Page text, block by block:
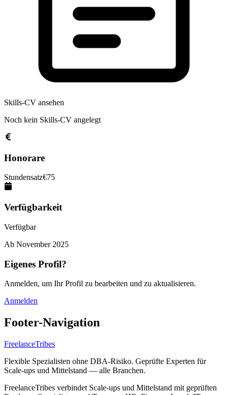
Skills-CV ansehen
Noch kein Skills-CV angelegt
Honorare
Stundensatz€75
Verfügbarkeit
Verfügbar
Ab November 2025
Eigenes Profil?
Anmelden, um Ihr Profil zu bearbeiten und zu aktualisieren.
Anmelden
Footer-Navigation
FreelanceTribes
Flexible Spezialisten ohne DBA-Risiko. Geprüfte Experten für
Scale-ups und Mittelstand — alle Branchen.
FreelanceTribes verbindet Scale-ups und Mittelstand mit geprüften